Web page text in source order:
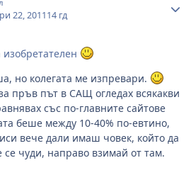
22, 201114 гд
но колегата ме изпревари.
пръв път в САЩ огледах всякакви
със по-главните сайтове
беше между 10-40% по-евтино,
вече дали имаш човек, който да
се чуди, направо взимай от там.